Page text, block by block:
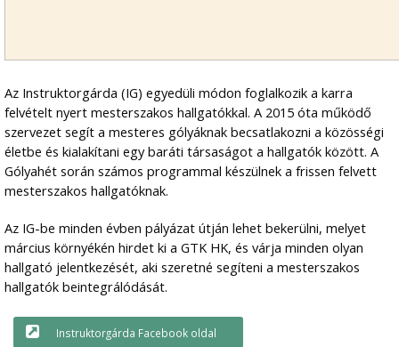
Az Instruktorgárda (IG) egyedüli módon foglalkozik a karra
felvételt nyert mesterszakos hallgatókkal. A 2015 óta működő
szervezet segít a mesteres gólyáknak becsatlakozni a közösségi
életbe és kialakítani egy baráti társaságot a hallgatók között. A
Gólyahét során számos programmal készülnek a frissen felvett
mesterszakos hallgatóknak.
Az IG-be minden évben pályázat útján lehet bekerülni, melyet
március környékén hirdet ki a GTK HK, és várja minden olyan
hallgató jelentkezését, aki szeretné segíteni a mesterszakos
hallgatók beintegrálódását.
Instruktorgárda Facebook oldal